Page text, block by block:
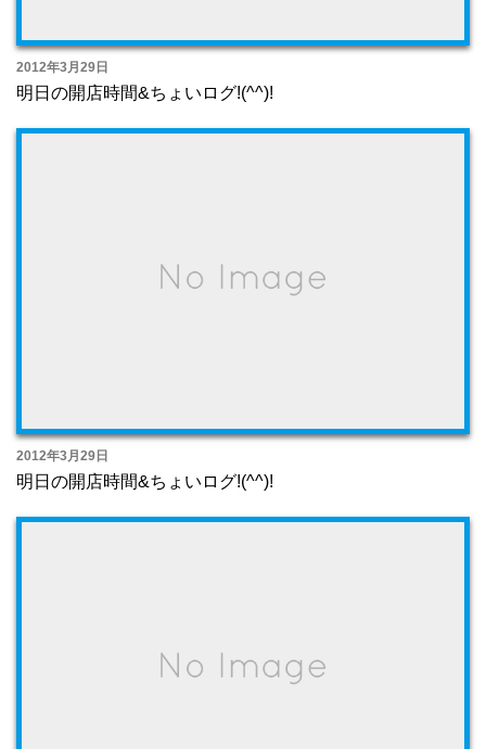
2012年3月29日
明日の開店時間&ちょいログ!(^^)!
2012年3月29日
明日の開店時間&ちょいログ!(^^)!